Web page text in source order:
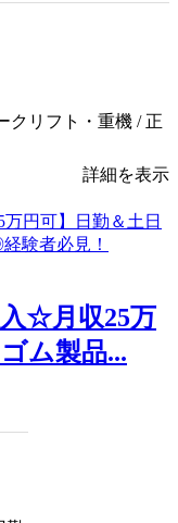
クリフト・重機 / 正
詳細を表示
入☆月収25万
ム製品...